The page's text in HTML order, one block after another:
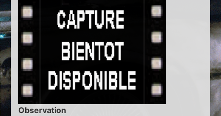
Observation